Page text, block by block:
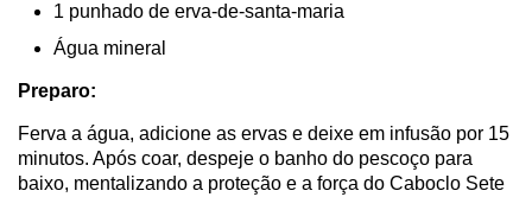
1 punhado de erva-de-santa-maria
Água mineral
Preparo:
Ferva a água, adicione as ervas e deixe em infusão por 15
minutos. Após coar, despeje o banho do pescoço para
baixo, mentalizando a proteção e a força do Caboclo Sete